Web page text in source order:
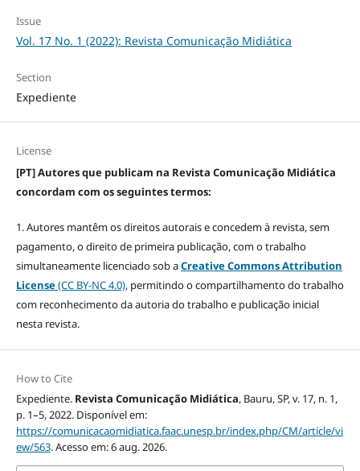
Issue
Vol. 17 No. 1 (2022): Revista Comunicação Midiática
Section
Expediente
License
[PT] Autores que publicam na Revista Comunicação Midiática
concordam com os seguintes termos:
1. Autores mantêm os direitos autorais e concedem à revista, sem
pagamento, o direito de primeira publicação, com o trabalho
simultaneamente licenciado sob aCreative Commons Attribution
License(CC BY-NC 4.0), permitindo o compartilhamento do trabalho
com reconhecimento da autoria do trabalho e publicação inicial
nesta revista.
How to Cite
Expediente. Revista Comunicação Midiática, Bauru, SP, v. 17, n. 1,
p. 1–5, 2022. Disponível em:
https://comunicacaomidiatica.faac.unesp.br/index.php/CM/article/vi
ew/563. Acesso em: 6 aug. 2026.